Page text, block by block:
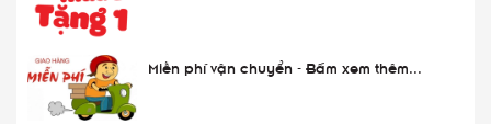
Miễn phí vận chuyển - Bấm xem thêm...